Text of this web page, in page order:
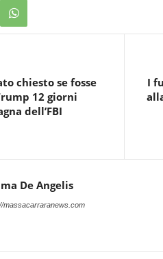
chiesto se fosse
12 giorni
dell’FBI
I
De Angelis
massacarraranews.com